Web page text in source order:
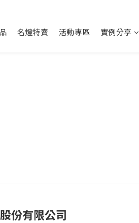
名燈特賣 活動專區 實例分享
份有限公司